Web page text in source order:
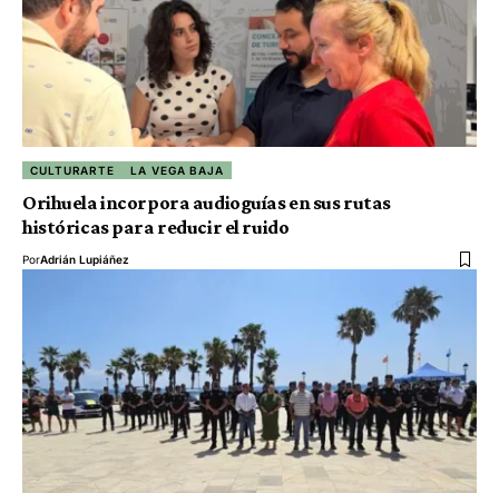
CULTURARTE LA VEGA BAJA
Orihuela incorpora audioguías en sus rutas
históricas para reducir el ruido
PorAdrián Lupiáñez